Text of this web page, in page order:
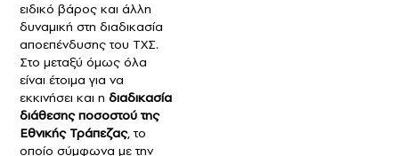
ειδικό βάρος και άλλη
δυναμική στη διαδικασία
αποεπένδυσης του ΤΧΣ.
Στο μεταξύ όμως όλα
είναι έτοιμα για να
εκκινήσει και η διαδικασία
διάθεσης ποσοστού της
Εθνικής Τράπεζας, το
οποίο σύμφωνα με την